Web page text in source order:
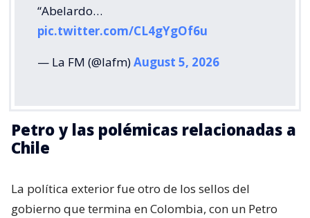
“Abelardo…
pic.twitter.com/CL4gYgOf6u
— La FM (@lafm)August 5, 2026
Petro y las polémicas relacionadas a
Chile
La política exterior fue otro de los sellos del
gobierno que termina en Colombia, con un Petro